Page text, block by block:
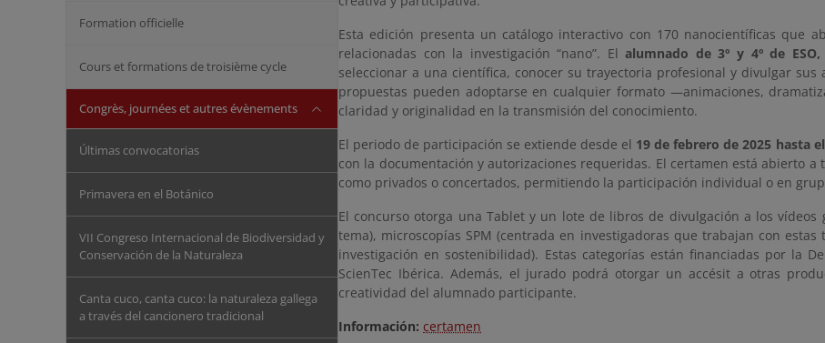
Formation officielle
Cours et formations de troisième cycle
Congrès, journées et autres évènements
Últimas convocatorias
Primavera en el Botánico
VII Congreso Internacional de Biodiversidad y
Conservación de la Naturaleza
Canta cuco, canta cuco: la naturaleza gallega
a través del cancionero tradicional
Esta edición presenta un catálogo interactivo con 170 nanocientíficas que
relacionadas con la investigación “nano”. Elalumnado de 3º y 4º de
seleccionar a una científica, conocer su trayectoria profesional y divulgar
propuestas pueden adoptarse en cualquier formato —animaciones,
claridad y originalidad en la transmisión del conocimiento.
El periodo de participación se extiende desde el 19 de febrero de 2025 hasta
con la documentación y autorizaciones requeridas. El certamen está abierto
como privados o concertados, permitiendo la participación individual o en
El concurso otorga una Tablet y un lote de libros de divulgación a los
tema), microscopías SPM (centrada en investigadoras que trabajan con
investigación en sostenibilidad). Estas categorías están financiadas por la
ScienTec Ibérica. Además, el jurado podrá otorgar un accésit a otras
creatividad del alumnado participante.
Información: certamen